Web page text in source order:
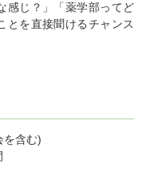
感じ？」「薬学部ってど
とを直接聞けるチャンス
を含む)